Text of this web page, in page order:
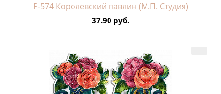
Р-574 Королевский павлин (М.П. Студия)
37.90 руб.